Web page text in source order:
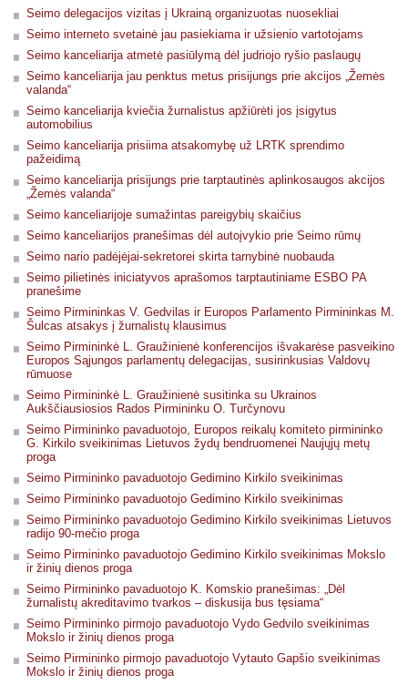
Seimo delegacijos vizitas į Ukrainą organizuotas nuosekliai
Seimo interneto svetainė jau pasiekiama ir užsienio vartotojams
Seimo kanceliarija atmetė pasiūlymą dėl judriojo ryšio paslaugų
Seimo kanceliarija jau penktus metus prisijungs prie akcijos „Žemės
valanda“
Seimo kanceliarija kviečia žurnalistus apžiūrėti jos įsigytus
automobilius
Seimo kanceliarija prisiima atsakomybę už LRTK sprendimo
pažeidimą
Seimo kanceliarija prisijungs prie tarptautinės aplinkosaugos akcijos
„Žemės valanda“
Seimo kanceliarijoje sumažintas pareigybių skaičius
Seimo kanceliarijos pranešimas dėl autoįvykio prie Seimo rūmų
Seimo nario padėjėjai-sekretorei skirta tarnybinė nuobauda
Seimo pilietinės iniciatyvos aprašomos tarptautiniame ESBO PA
pranešime
Seimo Pirmininkas V. Gedvilas ir Europos Parlamento Pirmininkas M.
Šulcas atsakys į žurnalistų klausimus
Seimo Pirmininkė L. Graužinienė konferencijos išvakarėse pasveikino
Europos Sąjungos parlamentų delegacijas, susirinkusias Valdovų
rūmuose
Seimo Pirmininkė L. Graužinienė susitinka su Ukrainos
Aukščiausiosios Rados Pirmininku O. Turčynovu
Seimo Pirmininko pavaduotojo, Europos reikalų komiteto pirmininko
G. Kirkilo sveikinimas Lietuvos žydų bendruomenei Naujųjų metų
proga
Seimo Pirmininko pavaduotojo Gedimino Kirkilo sveikinimas
Seimo Pirmininko pavaduotojo Gedimino Kirkilo sveikinimas
Seimo Pirmininko pavaduotojo Gedimino Kirkilo sveikinimas Lietuvos
radijo 90-mečio proga
Seimo Pirmininko pavaduotojo Gedimino Kirkilo sveikinimas Mokslo
ir žinių dienos proga
Seimo Pirmininko pavaduotojo K. Komskio pranešimas: „Dėl
žurnalistų akreditavimo tvarkos – diskusija bus tęsiama“
Seimo Pirmininko pirmojo pavaduotojo Vydo Gedvilo sveikinimas
Mokslo ir žinių dienos proga
Seimo Pirmininko pirmojo pavaduotojo Vytauto Gapšio sveikinimas
Mokslo ir žinių dienos proga